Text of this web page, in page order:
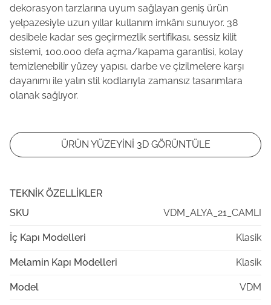
dekorasyon tarzlarına uyum sağlayan geniş ürün
yelpazesiyle uzun yıllar kullanım imkânı sunuyor. 38
desibele kadar ses geçirmezlik sertifikası, sessiz kilit
sistemi, 100.000 defa açma/kapama garantisi, kolay
temizlenebilir yüzey yapısı, darbe ve çizilmelere karşı
dayanımı ile yalın stil kodlarıyla zamansız tasarımlara
olanak sağlıyor.
ÜRÜN YÜZEYİNİ 3D GÖRÜNTÜLE
TEKNIK ÖZELLIKLER
SKU
VDM_ALYA_21_CAMLI
İç Kapı Modelleri Klasik
Melamin Kapı Modelleri Klasik
Model VDM